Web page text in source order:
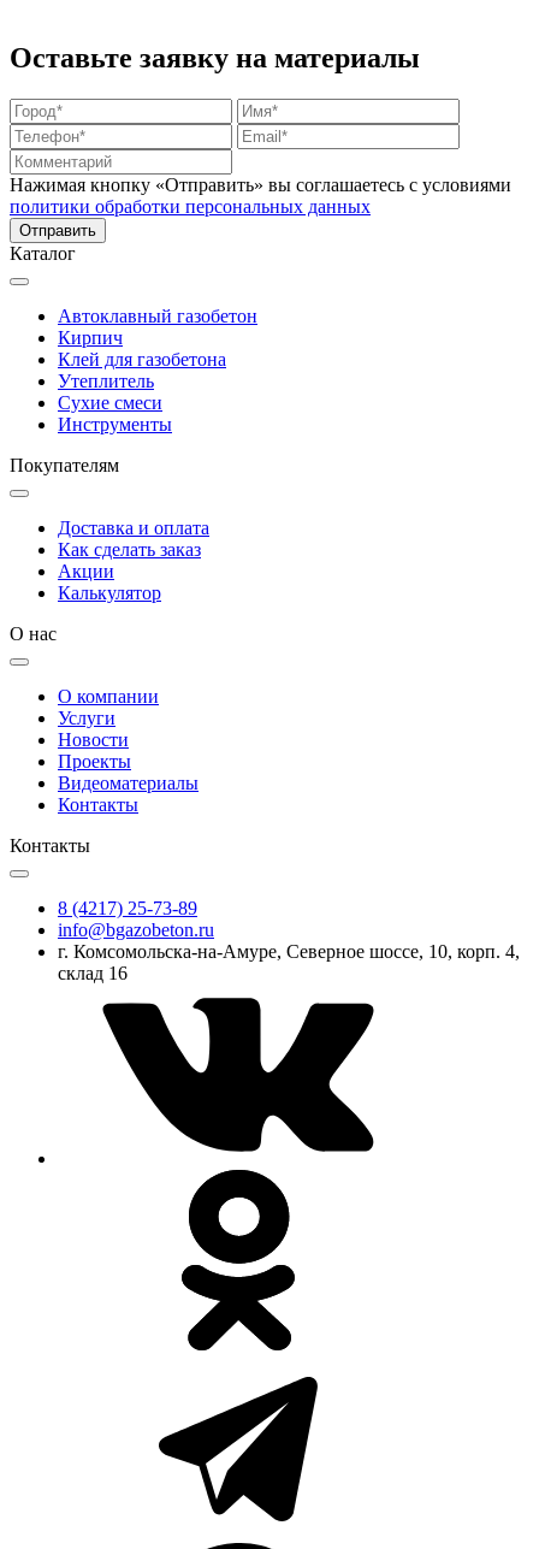
Оставьте заявку на материалы
Нажимая кнопку «Отправить» вы соглашаетесь с условиями
политики обработки персональных данных
Каталог
Автоклавный газобетон
Кирпич
Клей для газобетона
Утеплитель
Сухие смеси
Инструменты
Покупателям
Доставка и оплата
Как сделать заказ
Акции
Калькулятор
О нас
О компании
Услуги
Новости
Проекты
Видеоматериалы
Контакты
Контакты
8 (4217) 25-73-89
info@bgazobeton.ru
г. Комсомольска-на-Амуре, Северное шоссе, 10, корп. 4,
склад 16